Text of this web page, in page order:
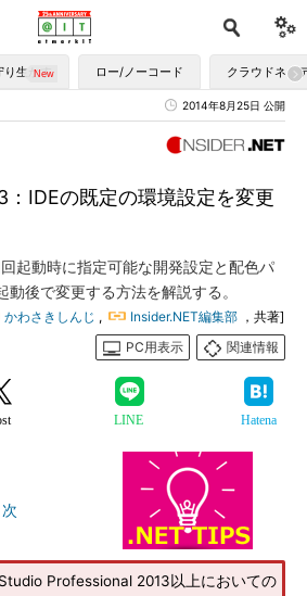
り生かす ロー/ノーコード クラウドネイ
2014年8月25日 公開
IDEの既定の環境設定を変更
起動時に指定可能な開発設定と配色パ
動後で変更する方法を解説する。
かわさきしんじ , Insider.NET編集部 ，共著]
PC用表示
関連情報
LINE Hatena
Professional 2013以上においての